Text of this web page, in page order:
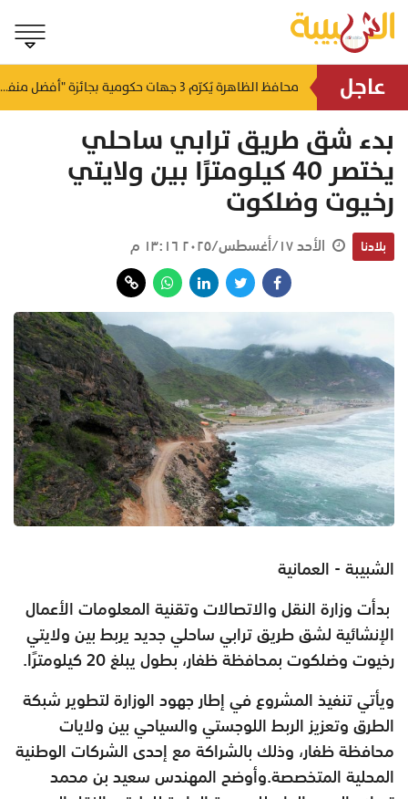
عاجل
منذ ١٤ ساعة منذ ١٤ ساعة محافظ الظاهرة يُكرّم 3 جهات حكومية بجائزة "أفضل منفذ تقديم خدمة" لعام 2025
بدء شق طريق ترابي ساحلي
يختصر 40 كيلومترًا بين ولايتي
رخيوت وضلكوت
بلادنا الأحد ١٧/أغسطس/٢٠٢٥ ١٣:١٦ م
الشبيبة - العمانية
بدأت وزارة النقل والاتصالات وتقنية المعلومات الأعمال
الإنشائية لشق طريق ترابي ساحلي جديد يربط بين ولايتي
رخيوت وضلكوت بمحافظة ظفار، بطول يبلغ 20 كيلومترًا.
ويأتي تنفيذ المشروع في إطار جهود الوزارة لتطوير شبكة
الطرق وتعزيز الربط اللوجستي والسياحي بين ولايات
محافظة ظفار، وذلك بالشراكة مع إحدى الشركات الوطنية
المحلية المتخصصة.وأوضح المهندس سعيد بن محمد